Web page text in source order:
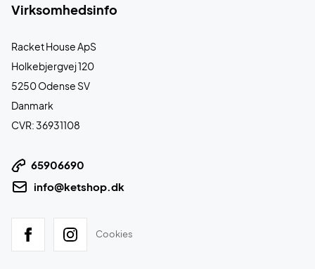
Virksomhedsinfo
Racket House ApS
Holkebjergvej 120
5250 Odense SV
Danmark
CVR: 36931108
65906690
info@ketshop.dk
Cookies